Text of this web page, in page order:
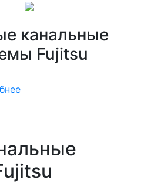
канальные
Fujitsu